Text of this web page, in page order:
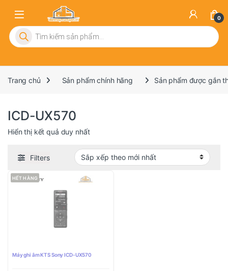
0
Tìm kiếm sản phẩm
Trang chủ Sản phẩm chính hãng Sản phẩm được gắn
ICD-UX570
Hiển thị kết quả duy nhất
Filters
HẾT HÀNG
Máy ghi âm KTS Sony ICD-UX570